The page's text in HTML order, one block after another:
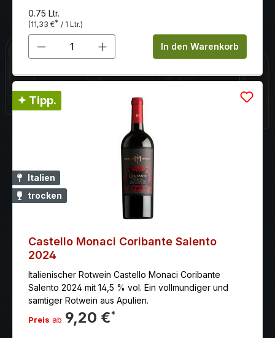
0.75 Ltr.
(11,33 €* / 1 Ltr.)
Produkt Anzahl: Gib denIn den Warenkorb
✦ Tipp.
Italien
trocken
Castello Monaci Coribante Salento
2024
Italienischer Rotwein Castello Monaci Coribante
Salento 2024 mit 14,5 % vol. Ein vollmundiger und
samtiger Rotwein aus Apulien.
Preis ab 9,20 €*